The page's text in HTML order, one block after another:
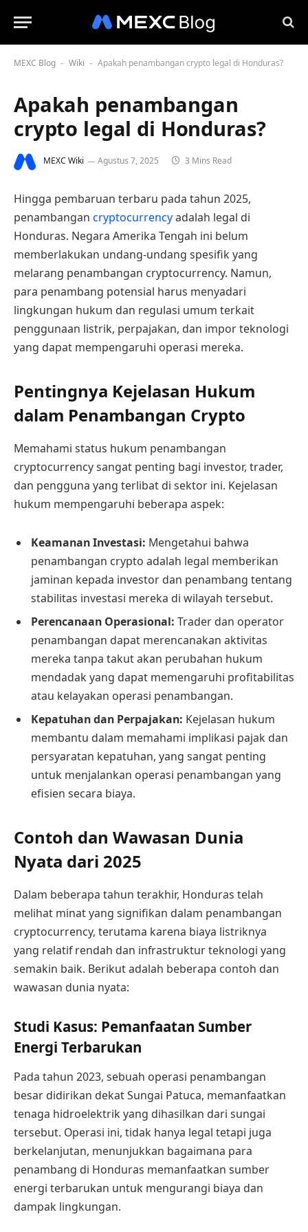
MEXC Blog - Wiki - Apakah penambangan crypto legal di Honduras?
Apakah penambangan
crypto legal di Honduras?
MEXC Wiki Agustus 7, 2025 3 Mins Read
Hingga pembaruan terbaru pada tahun 2025,
penambangan cryptocurrencyadalah legal di
Honduras. Negara Amerika Tengah ini belum
memberlakukan undang-undang spesifik yang
melarang penambangan cryptocurrency. Namun,
para penambang potensial harus menyadari
lingkungan hukum dan regulasi umum terkait
penggunaan listrik, perpajakan, dan impor teknologi
yang dapat mempengaruhi operasi mereka.
Pentingnya Kejelasan Hukum
dalam Penambangan Crypto
Memahami status hukum penambangan
cryptocurrency sangat penting bagi investor, trader,
dan pengguna yang terlibat di sektor ini. Kejelasan
hukum mempengaruhi beberapa aspek:
Keamanan Investasi: Mengetahui bahwa
penambangan crypto adalah legal memberikan
jaminan kepada investor dan penambang tentang
stabilitas investasi mereka di wilayah tersebut.
Perencanaan Operasional: Trader dan operator
penambangan dapat merencanakan aktivitas
mereka tanpa takut akan perubahan hukum
mendadak yang dapat memengaruhi profitabilitas
atau kelayakan operasi penambangan.
Kepatuhan dan Perpajakan: Kejelasan hukum
membantu dalam memahami implikasi pajak dan
persyaratan kepatuhan, yang sangat penting
untuk menjalankan operasi penambangan yang
efisien secara biaya.
Contoh dan Wawasan Dunia
Nyata dari 2025
Dalam beberapa tahun terakhir, Honduras telah
melihat minat yang signifikan dalam penambangan
cryptocurrency, terutama karena biaya listriknya
yang relatif rendah dan infrastruktur teknologi yang
semakin baik. Berikut adalah beberapa contoh dan
wawasan dunia nyata:
Studi Kasus: Pemanfaatan Sumber
Energi Terbarukan
Pada tahun 2023, sebuah operasi penambangan
besar didirikan dekat Sungai Patuca, memanfaatkan
tenaga hidroelektrik yang dihasilkan dari sungai
tersebut. Operasi ini, tidak hanya legal tetapi juga
berkelanjutan, menunjukkan bagaimana para
penambang di Honduras memanfaatkan sumber
energi terbarukan untuk mengurangi biaya dan
dampak lingkungan.